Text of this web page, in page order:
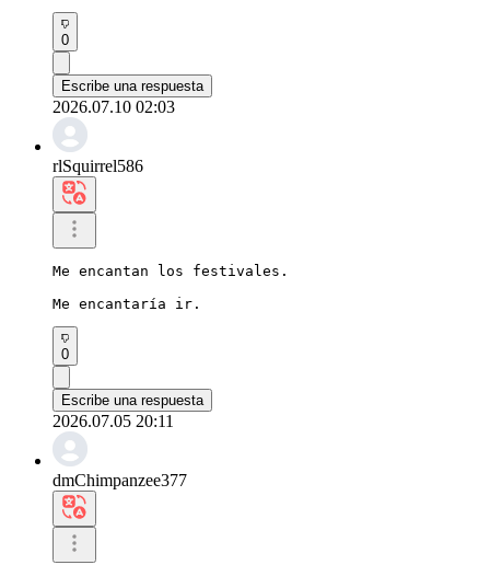
0
Escribe una respuesta
2026.07.10 02:03
rlSquirrel586
Me encantan los festivales.
Me encantaría ir.
0
Escribe una respuesta
2026.07.05 20:11
dmChimpanzee377